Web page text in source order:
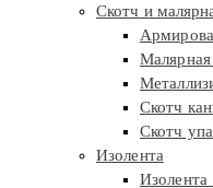
Скотч и
Малярная
Скотч
Скотч
Изолента